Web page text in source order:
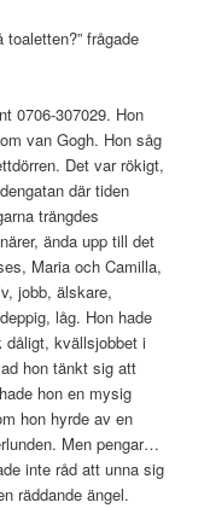
frågade
0706-307029. Hon
van Gogh. Hon såg
Det var rökigt,
där tiden
trängdes
ända upp till det
Maria och Camilla,
jobb, älskare,
låg. Hon hade
dåligt, kvällsjobbet i
hon tänkt sig att
hon en mysig
hon hyrde av en
Men pengar…
inte råd att unna sig
räddande ängel.